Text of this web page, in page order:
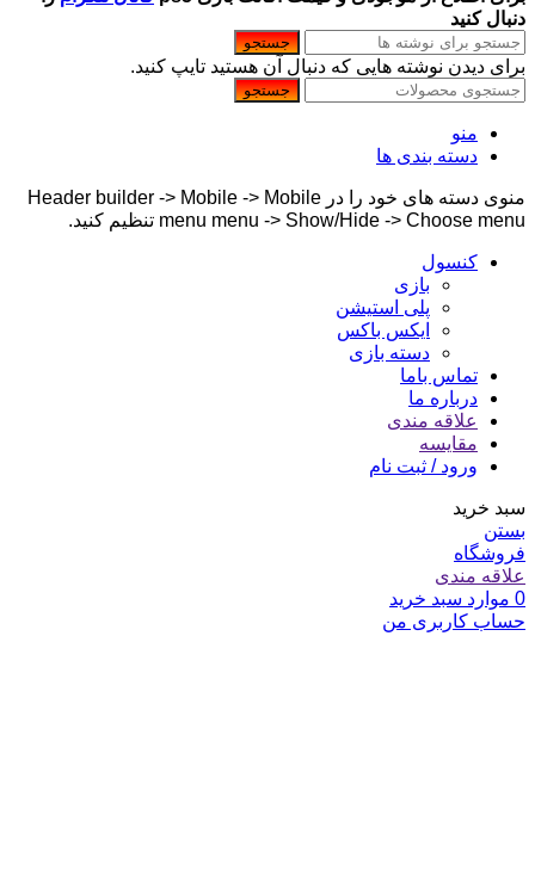
دنبال کنید
جستجو
برای دیدن نوشته هایی که دنبال آن هستید تایپ کنید.
جستجو
منو
دسته بندی ها
منوی دسته های خود را در Header builder -> Mobile -> Mobile
menu menu -> Show/Hide -> Choose menu تنظیم کنید.
کنسول
بازی
پلی استیشن
ایکس باکس
دسته بازی
تماس باما
درباره ما
علاقه مندی
مقایسه
ورود / ثبت نام
سبد خرید
بستن
فروشگاه
علاقه مندی
0 موارد سبد خرید
حساب کاربری من